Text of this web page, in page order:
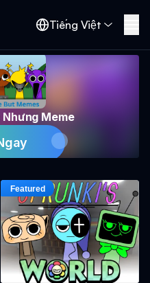
Tiếng Việt
Meme